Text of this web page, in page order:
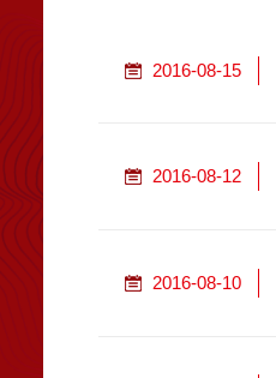
2016-08-15
2016-08-12
2016-08-10